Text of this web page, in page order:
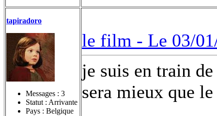
tapiradoro
Messages : 3
Statut : Arrivante
Pays : Belgique
le film - Le 03/
je suis en train
sera mieux que